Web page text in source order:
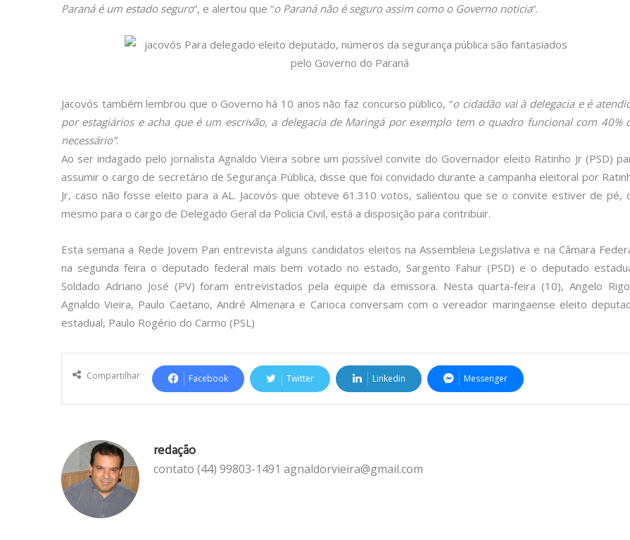
Paraná é um estado seguro“, e alertou que “o Paraná não é seguro assim como o Governo noticia“.
Jacovós também lembrou que o Governo há 10 anos não faz concurso público, “o cidadão vai à delegacia e é
por estagiários e acha que é um escrivão, a delegacia de Maringá por exemplo tem o quadro funcional com 40%
necessário”.
Ao ser indagado pelo jornalista Agnaldo Vieira sobre um possível convite do Governador eleito Ratinho Jr (PSD)
assumir o cargo de secretário de Segurança Pública, disse que foi convidado durante a campanha eleitoral por
Jr, caso não fosse eleito para a AL. Jacovós que obteve 61.310 votos, salientou que se o convite estiver de pé,
mesmo para o cargo de Delegado Geral da Policia Civil, está a disposição para contribuir.
Esta semana a Rede Jovem Pan entrevista alguns candidatos eleitos na Assembleia Legislativa e na Câmara
na segunda feira o deputado federal mais bem votado no estado, Sargento Fahur (PSD) e o deputado
Soldado Adriano José (PV) foram entrevistados pela equipe da emissora. Nesta quarta-feira (10), Angelo
Agnaldo Vieira, Paulo Caetano, André Almenara e Carioca conversam com o vereador maringaense eleito
estadual, Paulo Rogério do Carmo (PSL)
Compartilhar Facebook Twitter Linkedin Messenger
redação
contato (44) 99803-1491 agnaldorvieira@gmail.com